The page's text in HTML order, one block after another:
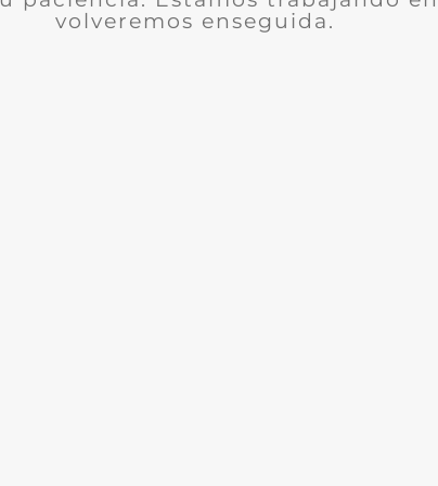
volveremos enseguida.